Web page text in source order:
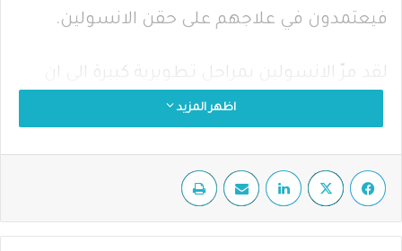
فيعتمدون في علاجهم على حقن الانسولين.
لقد مرّ الانسولين بمراحل تطويرية كبيرة الى ان
اثمرت التجارب المخبرية ما هو عليه اليوم
من المرضى لكي يتمكنوا من التمتع بحياة صحية
أفضل.
اظهر المزيد
فيسبوك لينكدإن مشاركة عبر البريد